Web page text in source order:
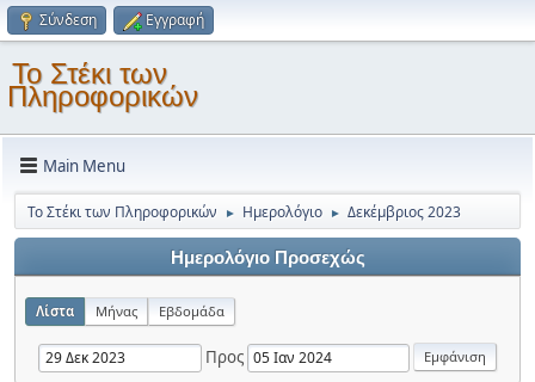
Σύνδεση Εγγραφή
Το Στέκι των
Πληροφορικών
Main Menu
Το Στέκι των Πληροφορικών ► Ημερολόγιο ► Δεκέμβριος 2023
Ημερολόγιο Προσεχώς
Λίστα Μήνας Εβδομάδα
Προς